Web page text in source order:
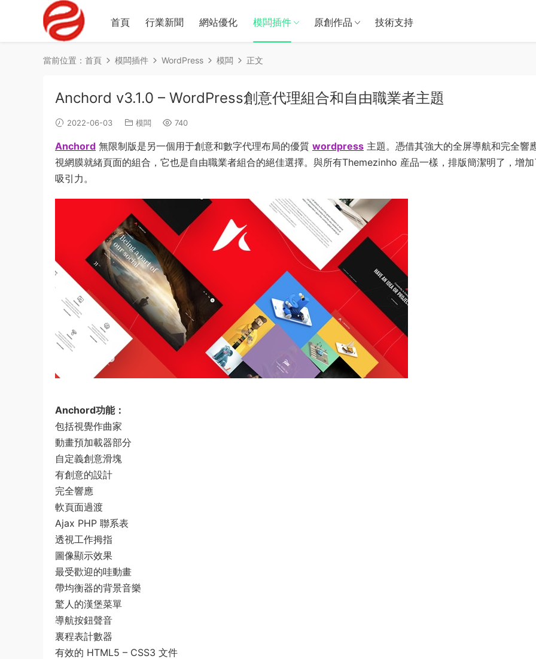
首頁 行業新聞 網站優化 模闆插件 原創作品 技術支持
當前位置： 首頁 模闆插件 WordPress 模闆 正文
Anchord v3.1.0 – WordPress創意代理組合和自由職業者主題
2022-06-03 模闆 740
Anchord 無限制版是另一個用于創意和數字代理布局的優質 wordpress 主題。憑借其強大的全屏導航和完全響
視網膜就緒頁面的組合，它也是自由職業者組合的絕佳選擇。與所有Themezinho 産品一樣，排版簡潔明了，增
吸引力。
Anchord功能：
包括視覺作曲家
動畫預加載器部分
自定義創意滑塊
有創意的設計
完全響應
軟頁面過渡
Ajax PHP 聯系表
透視工作拇指
圖像顯示效果
最受歡迎的哇動畫
帶均衡器的背景音樂
驚人的漢堡菜單
導航按鈕聲音
裏程表計數器
有效的 HTML5 – CSS3 文件